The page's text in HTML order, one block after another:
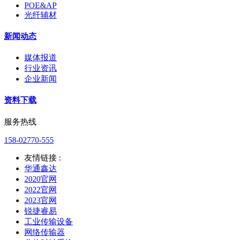
POE&AP
光纤辅材
新闻动态
媒体报道
行业资讯
企业新闻
资料下载
服务热线
158-02770-555
友情链接 :
华通鑫达
2020官网
2022官网
2023官网
锐捷睿易
工业传输设备
网络传输器